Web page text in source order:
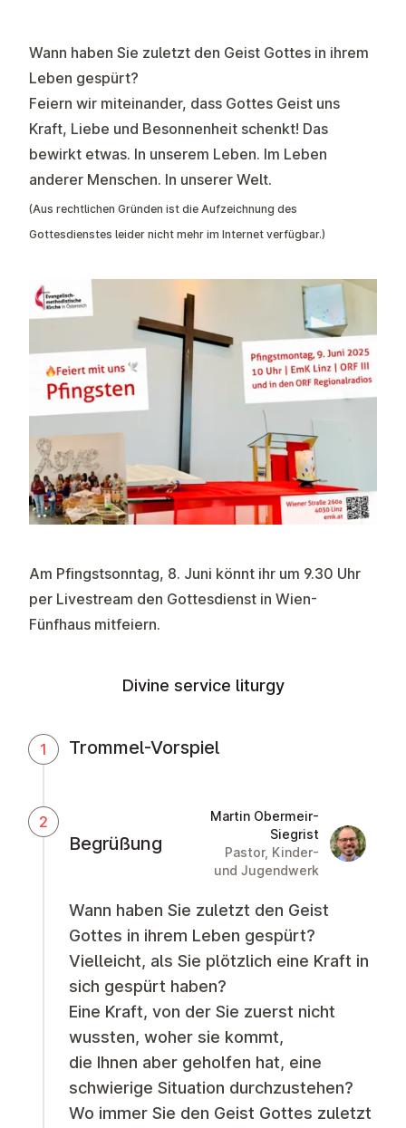
Wann haben Sie zuletzt den Geist Gottes in ihrem
Leben gespürt?
Feiern wir miteinander, dass Gottes Geist uns
Kraft, Liebe und Besonnenheit schenkt! Das
bewirkt etwas. In unserem Leben. Im Leben
anderer Menschen. In unserer Welt.
(Aus rechtlichen Gründen ist die Aufzeichnung des
Gottesdienstes leider nicht mehr im Internet verfügbar.)
Am Pfingstsonntag, 8. Juni könnt ihr um 9.30 Uhr
per Livestream den Gottesdienst in Wien-
Fünfhaus mitfeiern.
Divine service liturgy
1 Trommel-Vorspiel
2
Begrüßung
Martin Obermeir-
Siegrist
Pastor, Kinder-
und Jugendwerk
Martin
Wann haben Sie zuletzt den Geist
Gottes in ihrem Leben gespürt?
Vielleicht, als Sie plötzlich eine Kraft in
sich gespürt haben?
Eine Kraft, von der Sie zuerst nicht
wussten, woher sie kommt,
die Ihnen aber geholfen hat, eine
schwierige Situation durchzustehen?
Wo immer Sie den Geist Gottes zuletzt